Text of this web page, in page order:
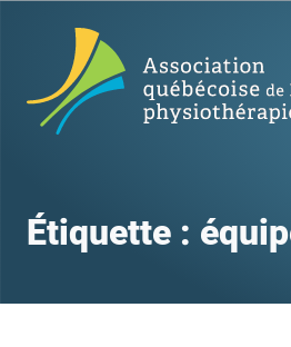
Étiquette :